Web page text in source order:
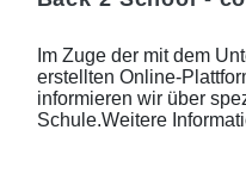
Im Zuge der mit dem
erstellten Online-
informieren wir über
Schule.Weitere